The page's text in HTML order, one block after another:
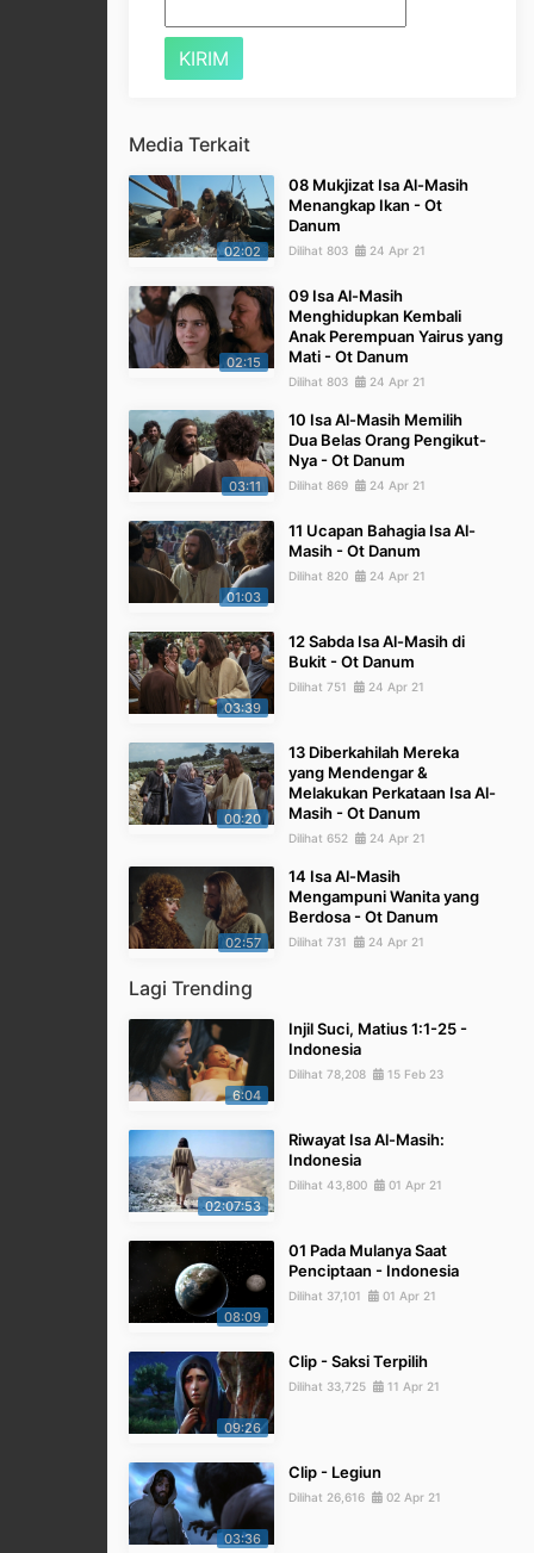
Media Terkait
02:02
08 Mukjizat Isa Al-Masih
Menangkap Ikan - Ot
Danum
Dilihat 803 24 Apr 21
02:15
09 Isa Al-Masih
Menghidupkan Kembali
Anak Perempuan Yairus yang
Mati - Ot Danum
Dilihat 803 24 Apr 21
03:11
10 Isa Al-Masih Memilih
Dua Belas Orang Pengikut-
Nya - Ot Danum
Dilihat 869 24 Apr 21
01:03
11 Ucapan Bahagia Isa Al-
Masih - Ot Danum
Dilihat 820 24 Apr 21
03:39
12 Sabda Isa Al-Masih di
Bukit - Ot Danum
Dilihat 751 24 Apr 21
00:20
13 Diberkahilah Mereka
yang Mendengar &
Melakukan Perkataan Isa Al-
Masih - Ot Danum
Dilihat 652 24 Apr 21
02:57
14 Isa Al-Masih
Mengampuni Wanita yang
Berdosa - Ot Danum
Dilihat 731 24 Apr 21
Lagi Trending
6:04
Injil Suci, Matius 1:1-25 -
Indonesia
Dilihat 78,208 15 Feb 23
02:07:53
Riwayat Isa Al-Masih:
Indonesia
Dilihat 43,800 01 Apr 21
08:09
01 Pada Mulanya Saat
Penciptaan - Indonesia
Dilihat 37,101 01 Apr 21
09:26
Clip - Saksi Terpilih
Dilihat 33,725 11 Apr 21
03:36
Clip - Legiun
Dilihat 26,616 02 Apr 21